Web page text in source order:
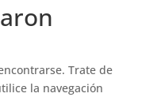
Trate de
la navegación